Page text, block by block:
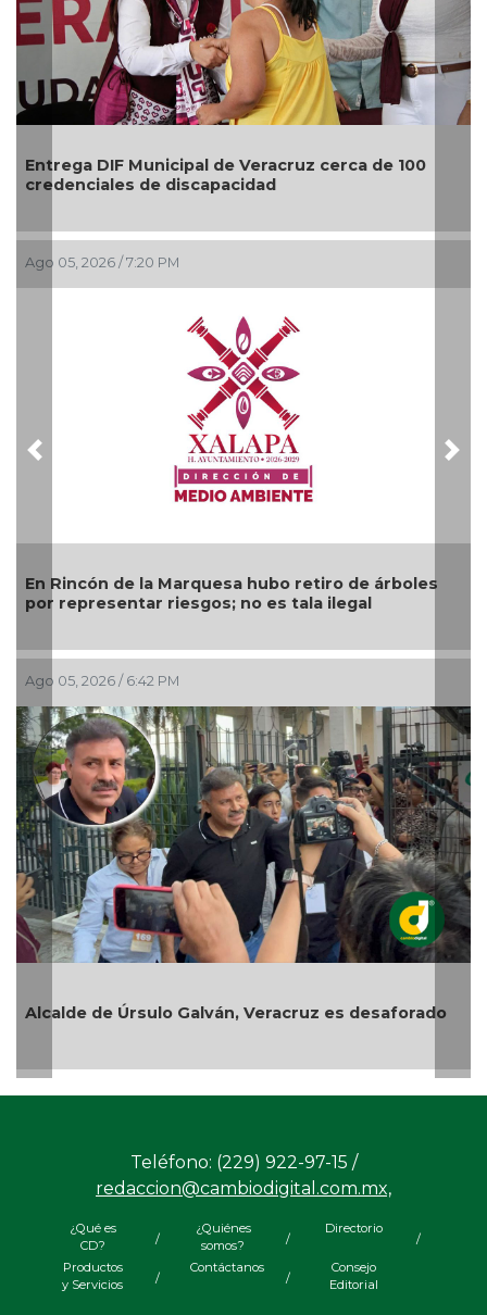
Entrega DIF Municipal de Veracruz cerca de 100
credenciales de discapacidad
Ago 05, 2026 / 7:20 PM
En Rincón de la Marquesa hubo retiro de árboles
por representar riesgos; no es tala ilegal
Ago 05, 2026 / 6:42 PM
Alcalde de Úrsulo Galván, Veracruz es desaforado
Previous
Teléfono: (229) 922-97-15 /
redaccion@cambiodigital.com.mx,
¿Qué es
CD?
/
¿Quiénes
somos?
/
Directorio
/
Productos
y Servicios
/
Contáctanos
/
Consejo
Editorial